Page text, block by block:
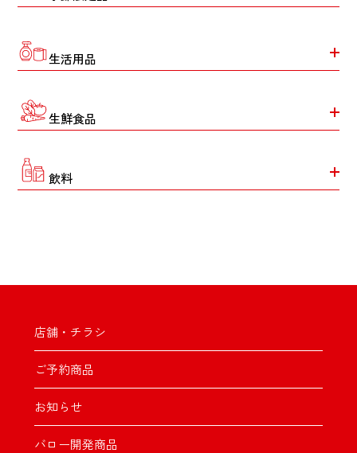
生活用品
生鮮食品
飲料
店舗・チラシ
ご予約商品
お知らせ
バロー開発商品